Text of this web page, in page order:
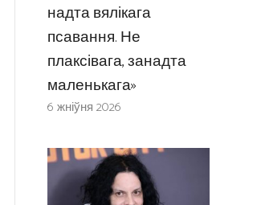
надта вялікага
псавання. Не
плаксівага, занадта
маленькага»
6 жніўня 2026